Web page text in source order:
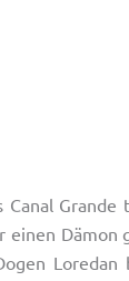
Canal